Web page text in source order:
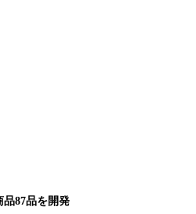
87品を開発